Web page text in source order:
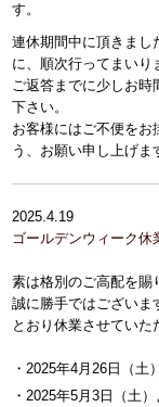
す。
連休期間中に頂きまし
に、順次行ってまいり
ご返答までに少しお時
下さい。
お客様にはご不便をお
う、お願い申し上げま
2025.4.19
ゴールデンウィーク休
素は格別のご高配を賜
誠に勝手ではございま
とおり休業させていた
・2025年4月26日（土
・2025年5月3日（土